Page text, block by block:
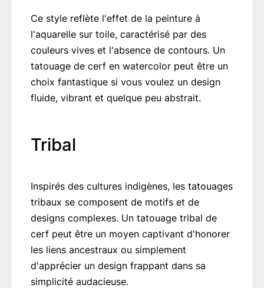
Ce style reflète l'effet de la peinture à
l'aquarelle sur toile, caractérisé par des
couleurs vives et l'absence de contours. Un
tatouage de cerf en watercolor peut être un
choix fantastique si vous voulez un design
fluide, vibrant et quelque peu abstrait.
Tribal
Inspirés des cultures indigènes, les tatouages
tribaux se composent de motifs et de
designs complexes. Un tatouage tribal de
cerf peut être un moyen captivant d'honorer
les liens ancestraux ou simplement
d'apprécier un design frappant dans sa
simplicité audacieuse.